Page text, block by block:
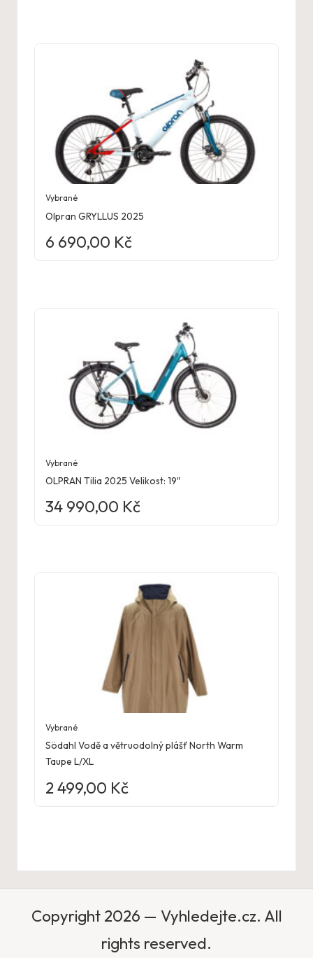
Vybrané
Olpran GRYLLUS 2025
6 690,00 Kč
Vybrané
OLPRAN Tilia 2025 Velikost: 19″
34 990,00 Kč
Vybrané
Södahl Vodě a větruodolný plášť North Warm
Taupe L/XL
2 499,00 Kč
Copyright 2026 — Vyhledejte.cz. All
rights reserved.